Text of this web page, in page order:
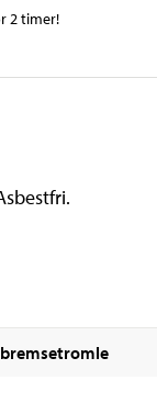
2 timer!